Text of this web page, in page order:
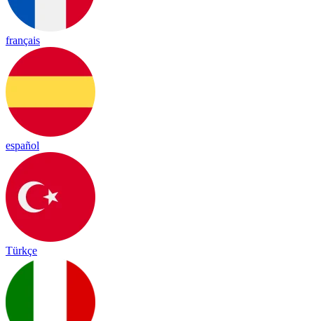
français
español
Türkçe